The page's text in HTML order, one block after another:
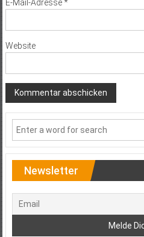
E-Mail-Adresse*
Website
Newsletter